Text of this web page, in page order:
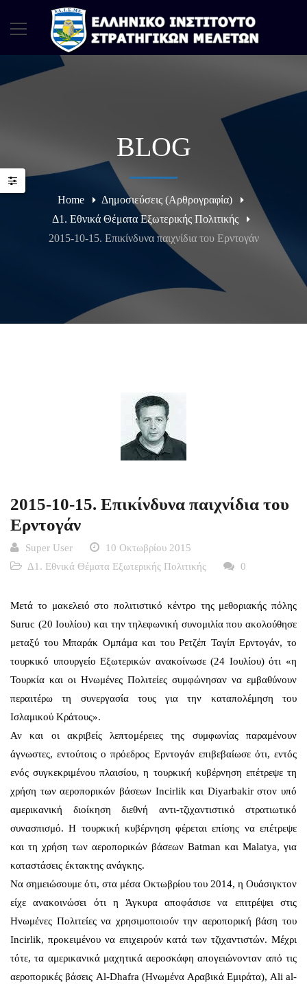
BLOG
Home
Δημοσιεύσεις (Αρθρογραφία)
Δ1. Εθνικά Θέματα Εξωτερικής Πολιτικής
2015-10-15. Επικίνδυνα παιχνίδια του Ερντογάν
2015-10-15. Επικίνδυνα παιχνίδια του
Ερντογάν
Super User
10 Οκτωβρίου 2015
Δ1. Εθνικά Θέματα Εξωτερικής Πολιτικής
0
Μετά το μακελειό στο πολιτιστικό κέντρο της μεθοριακής πόλης
Suruc (20 Ιουλίου) και την τηλεφωνική συνομιλία που ακολούθησε
μεταξύ του Μπαράκ Ομπάμα και του Ρετζέπ Ταγίπ Ερντογάν, το
τουρκικό υπουργείο Εξωτερικών ανακοίνωσε (24 Ιουλίου) ότι «η
Τουρκία και οι Ηνωμένες Πολιτείες συμφώνησαν να εμβαθύνουν
περαιτέρω τη συνεργασία τους για την καταπολέμηση του
Ισλαμικού Κράτους».
Αν και οι ακριβείς λεπτομέρειες της συμφωνίας παραμένουν
άγνωστες, εντούτοις ο πρόεδρος Ερντογάν επιβεβαίωσε ότι, εντός
ενός συγκεκριμένου πλαισίου, η τουρκική κυβέρνηση επέτρεψε τη
χρήση των αεροπορικών βάσεων Incirlik και Diyarbakir στον υπό
αμερικανική διοίκηση διεθνή αντι-τζιχαντιστικό στρατιωτικό
συνασπισμό. Η τουρκική κυβέρνηση φέρεται επίσης να επέτρεψε
και τη χρήση των αεροπορικών βάσεων Batman και Malatya, για
καταστάσεις έκτακτης ανάγκης.
Να σημειώσουμε ότι, στα μέσα Οκτωβρίου του 2014, η Ουάσιγκτον
είχε ανακοινώσει ότι η Άγκυρα αποφάσισε να επιτρέψει στις
Ηνωμένες Πολιτείες να χρησιμοποιούν την αεροπορική βάση του
Incirlik, προκειμένου να επιχειρούν κατά των τζιχαντιστών. Μέχρι
τότε, τα αμερικανικά μαχητικά αεροσκάφη απογειώνονταν από τις
αεροπορικές βάσεις Al-Dhafra (Ηνωμένα Αραβικά Εμιράτα), Ali al-